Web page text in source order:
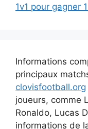
1v1 pour gagner
Informations
principaux
clovisfootball.org
joueurs, comme
Ronaldo, Lucas
informations de